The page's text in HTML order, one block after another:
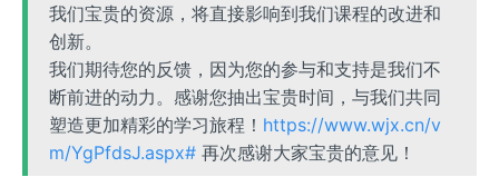
我们宝贵的资源，将直接影响到我们课程的改进和
创新。
我们期待您的反馈，因为您的参与和支持是我们不
断前进的动力。感谢您抽出宝贵时间，与我们共同
塑造更加精彩的学习旅程！ https://www.wjx.cn/v
m/YgPfdsJ.aspx# 再次感谢大家宝贵的意见！